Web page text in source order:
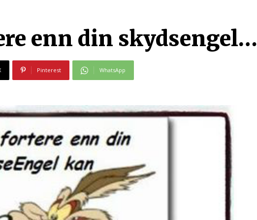
enn din skydsengel…
Pinterest WhatsApp